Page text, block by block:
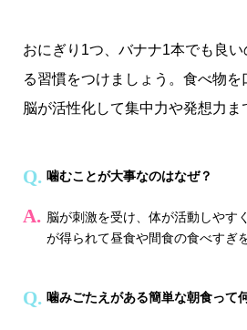
おにぎり1つ、バナナ1本でも良
る習慣をつけましょう。食べ物を
脳が活性化して集中力や発想力ま
噛むことが大事なのはなぜ？
脳が刺激を受け、体が活動しやす
が得られて昼食や間食の食べすぎ
噛みごたえがある簡単な朝食って